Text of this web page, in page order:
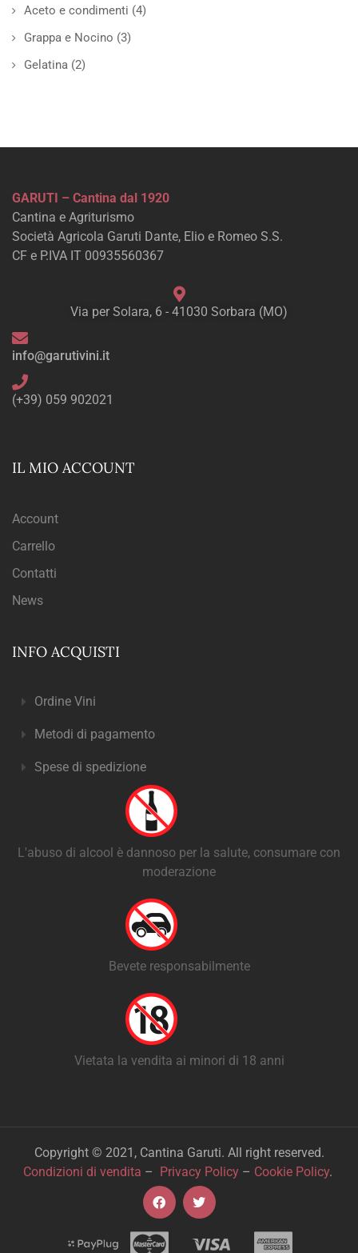
Aceto e condimenti (4)
Grappa e Nocino (3)
Gelatina (2)
GARUTI – Cantina dal 1920
Cantina e Agriturismo
Società Agricola Garuti Dante, Elio e Romeo S.S.
CF e P.IVA IT 00935560367
Via per Solara, 6 - 41030 Sorbara (MO)
info@garutivini.it
(+39) 059 902021
IL MIO ACCOUNT
Account
Carrello
Contatti
News
INFO ACQUISTI
Ordine Vini
Metodi di pagamento
Spese di spedizione
L'abuso di alcool è dannoso per la salute, consumare con
moderazione
Bevete responsabilmente
Vietata la vendita ai minori di 18 anni
Copyright © 2021, Cantina Garuti. All right reserved.
Condizioni di vendita – Privacy Policy– Cookie Policy.